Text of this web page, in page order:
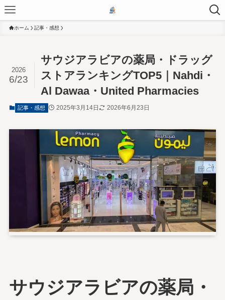
ホーム 記事・感想
サウジアラビアの薬局・ドラッグ
ストアランキングTOP5｜Nahdi・
Al Dawaa・United Pharmacies
2026
6/23
記事・感想 2025年3月14日 2026年6月23日
サウジアラビアの薬局・